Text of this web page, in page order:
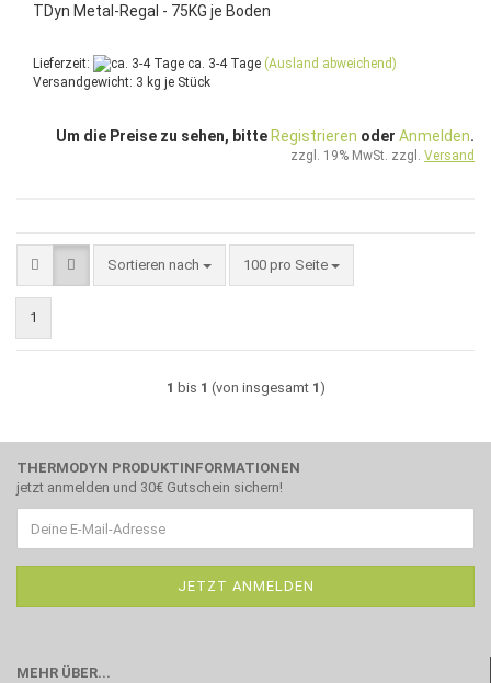
TDyn Metal-Regal - 75KG je Boden
Lieferzeit: ca. 3-4 Tage (Ausland abweichend)
Versandgewicht: 3 kg je Stück
Um die Preise zu sehen, bitte Registrieren oder Anmelden.
zzgl. 19% MwSt. zzgl. Versand
Sortieren nach
Sortieren nach 100 pro Seite
pro Seite
1
1 bis 1 (von insgesamt 1)
THERMODYN PRODUKTINFORMATIONEN
jetzt anmelden und 30€ Gutschein sichern!
MEHR ÜBER...